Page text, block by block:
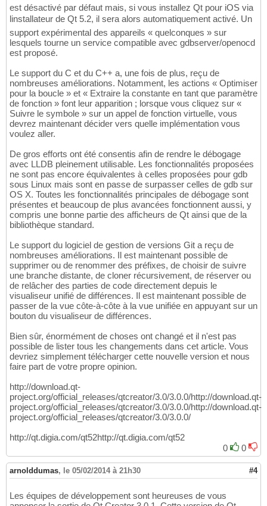
est désactivé par défaut mais, si vous installez Qt pour iOS via
linstallateur de Qt 5.2, il sera alors automatiquement activé. Un
support expérimental des appareils « quelconques » sur
lesquels tourne un service compatible avec gdbserver/openocd
est proposé.
Le support du C et du C++ a, une fois de plus, reçu de
nombreuses améliorations. Notamment, les actions « Optimiser
pour la boucle » et « Extraire la constante en tant que paramètre
de fonction » font leur apparition ; lorsque vous cliquez sur «
Suivre le symbole » sur un appel de fonction virtuelle, vous
devrez maintenant décider vers quelle implémentation vous
voulez aller.
De gros efforts ont été consentis afin de rendre le débogage
avec LLDB pleinement utilisable. Les fonctionnalités proposées
ne sont pas encore équivalentes à celles proposées pour gdb
sous Linux mais sont en passe de surpasser celles de gdb sur
OS X. Toutes les fonctionnalités principales de débogage sont
présentes et beaucoup de plus avancées fonctionnent aussi, y
compris une bonne partie des afficheurs de Qt ainsi que de la
bibliothèque standard.
Le support du logiciel de gestion de versions Git a reçu de
nombreuses améliorations. Il est maintenant possible de
supprimer ou de renommer des préfixes, de choisir de suivre
une branche distante, de cloner récursivement, de réserver ou
de relâcher des parties de code directement depuis le
visualiseur unifié de différences. Il est maintenant possible de
passer de la vue côte-à-côte à la vue unifiée en appuyant sur un
bouton du visualiseur de différences.
Bien sûr, énormément de choses ont changé et il n'est pas
possible de lister tous les changements dans cet article. Vous
devriez simplement télécharger cette nouvelle version et nous
faire part de votre propre opinion.
http://download.qt-
project.org/official_releases/qtcreator/3.0/3.0.0/http://download.qt-
project.org/official_releases/qtcreator/3.0/3.0.0/http://download.qt-
project.org/official_releases/qtcreator/3.0/3.0.0/
http://qt.digia.com/qt52http://qt.digia.com/qt52
0
0
arnolddumas, le 05/02/2014 à 21h30 #4
Les équipes de développement sont heureuses de vous